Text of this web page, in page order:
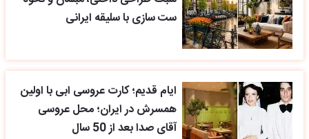
ست سازی با سلیقه ایرانی
ایام قدیم؛ کارت عروسی ابی با اولین
همسرش در ایران؛ محل عروسی
آقای صدا بعد از 50 سال